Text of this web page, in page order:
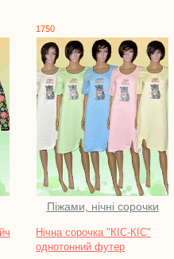
Штани
Брюки "ТОПМЕН" футер